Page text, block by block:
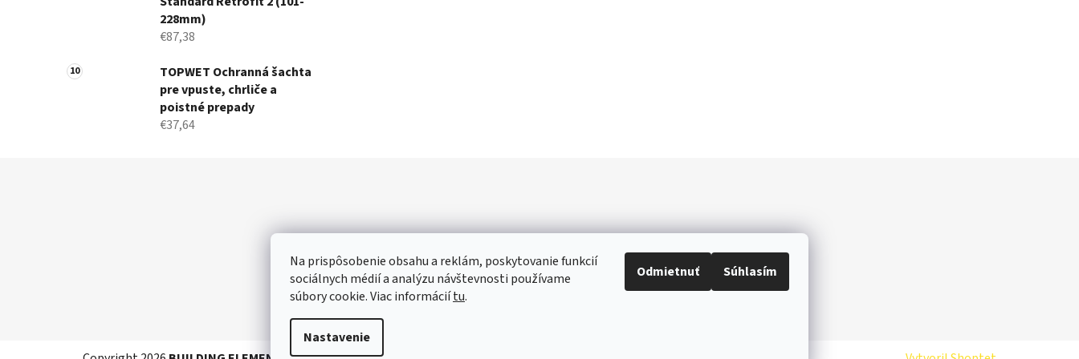
Na prispôsobenie obsahu a reklám, poskytovanie funkcií
sociálnych médií a analýzu návštevnosti používame
súbory cookie. Viac informáciítu.
Nastavenie
Odmietnuť Súhlasím
228mm)
€87,38
TOPWET Ochranná šachta
pre vpuste, chrliče a
poistné prepady
€37,64